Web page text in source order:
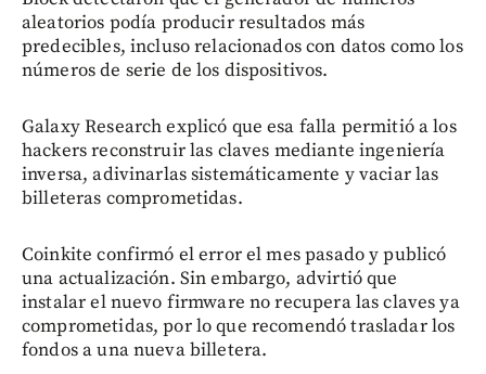
aleatorios podía producir resultados más
predecibles, incluso relacionados con datos como los
números de serie de los dispositivos.
Galaxy Research explicó que esa falla permitió a los
hackers reconstruir las claves mediante ingeniería
inversa, adivinarlas sistemáticamente y vaciar las
billeteras comprometidas.
Coinkite confirmó el error el mes pasado y publicó
una actualización. Sin embargo, advirtió que
instalar el nuevo firmware no recupera las claves ya
comprometidas, por lo que recomendó trasladar los
fondos a una nueva billetera.